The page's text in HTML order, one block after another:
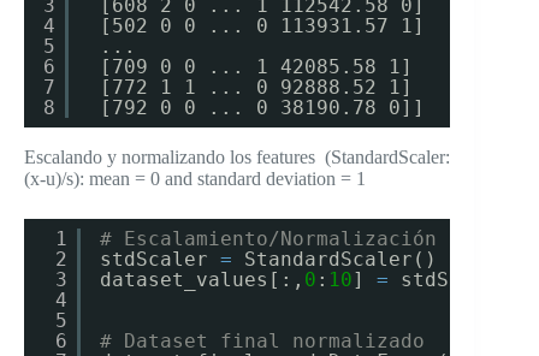
3
4
5
6
7
8
[608 2 0 ... 1 112542.58 0]
[502 0 0 ... 0 113931.57 1]
...
[709 0 0 ... 1 42085.58 1]
[772 1 1 ... 0 92888.52 1]
[792 0 0 ... 0 38190.78 0]]
Escalando y normalizando los features (StandardScaler:
(x-u)/s): mean = 0 and standard deviation = 1
1
2
3
4
5
6
# Escalamiento/Normalización de
stdScaler =
StandardScaler()
dataset_values[:, 0 : 10] =
# Dataset final normalizado